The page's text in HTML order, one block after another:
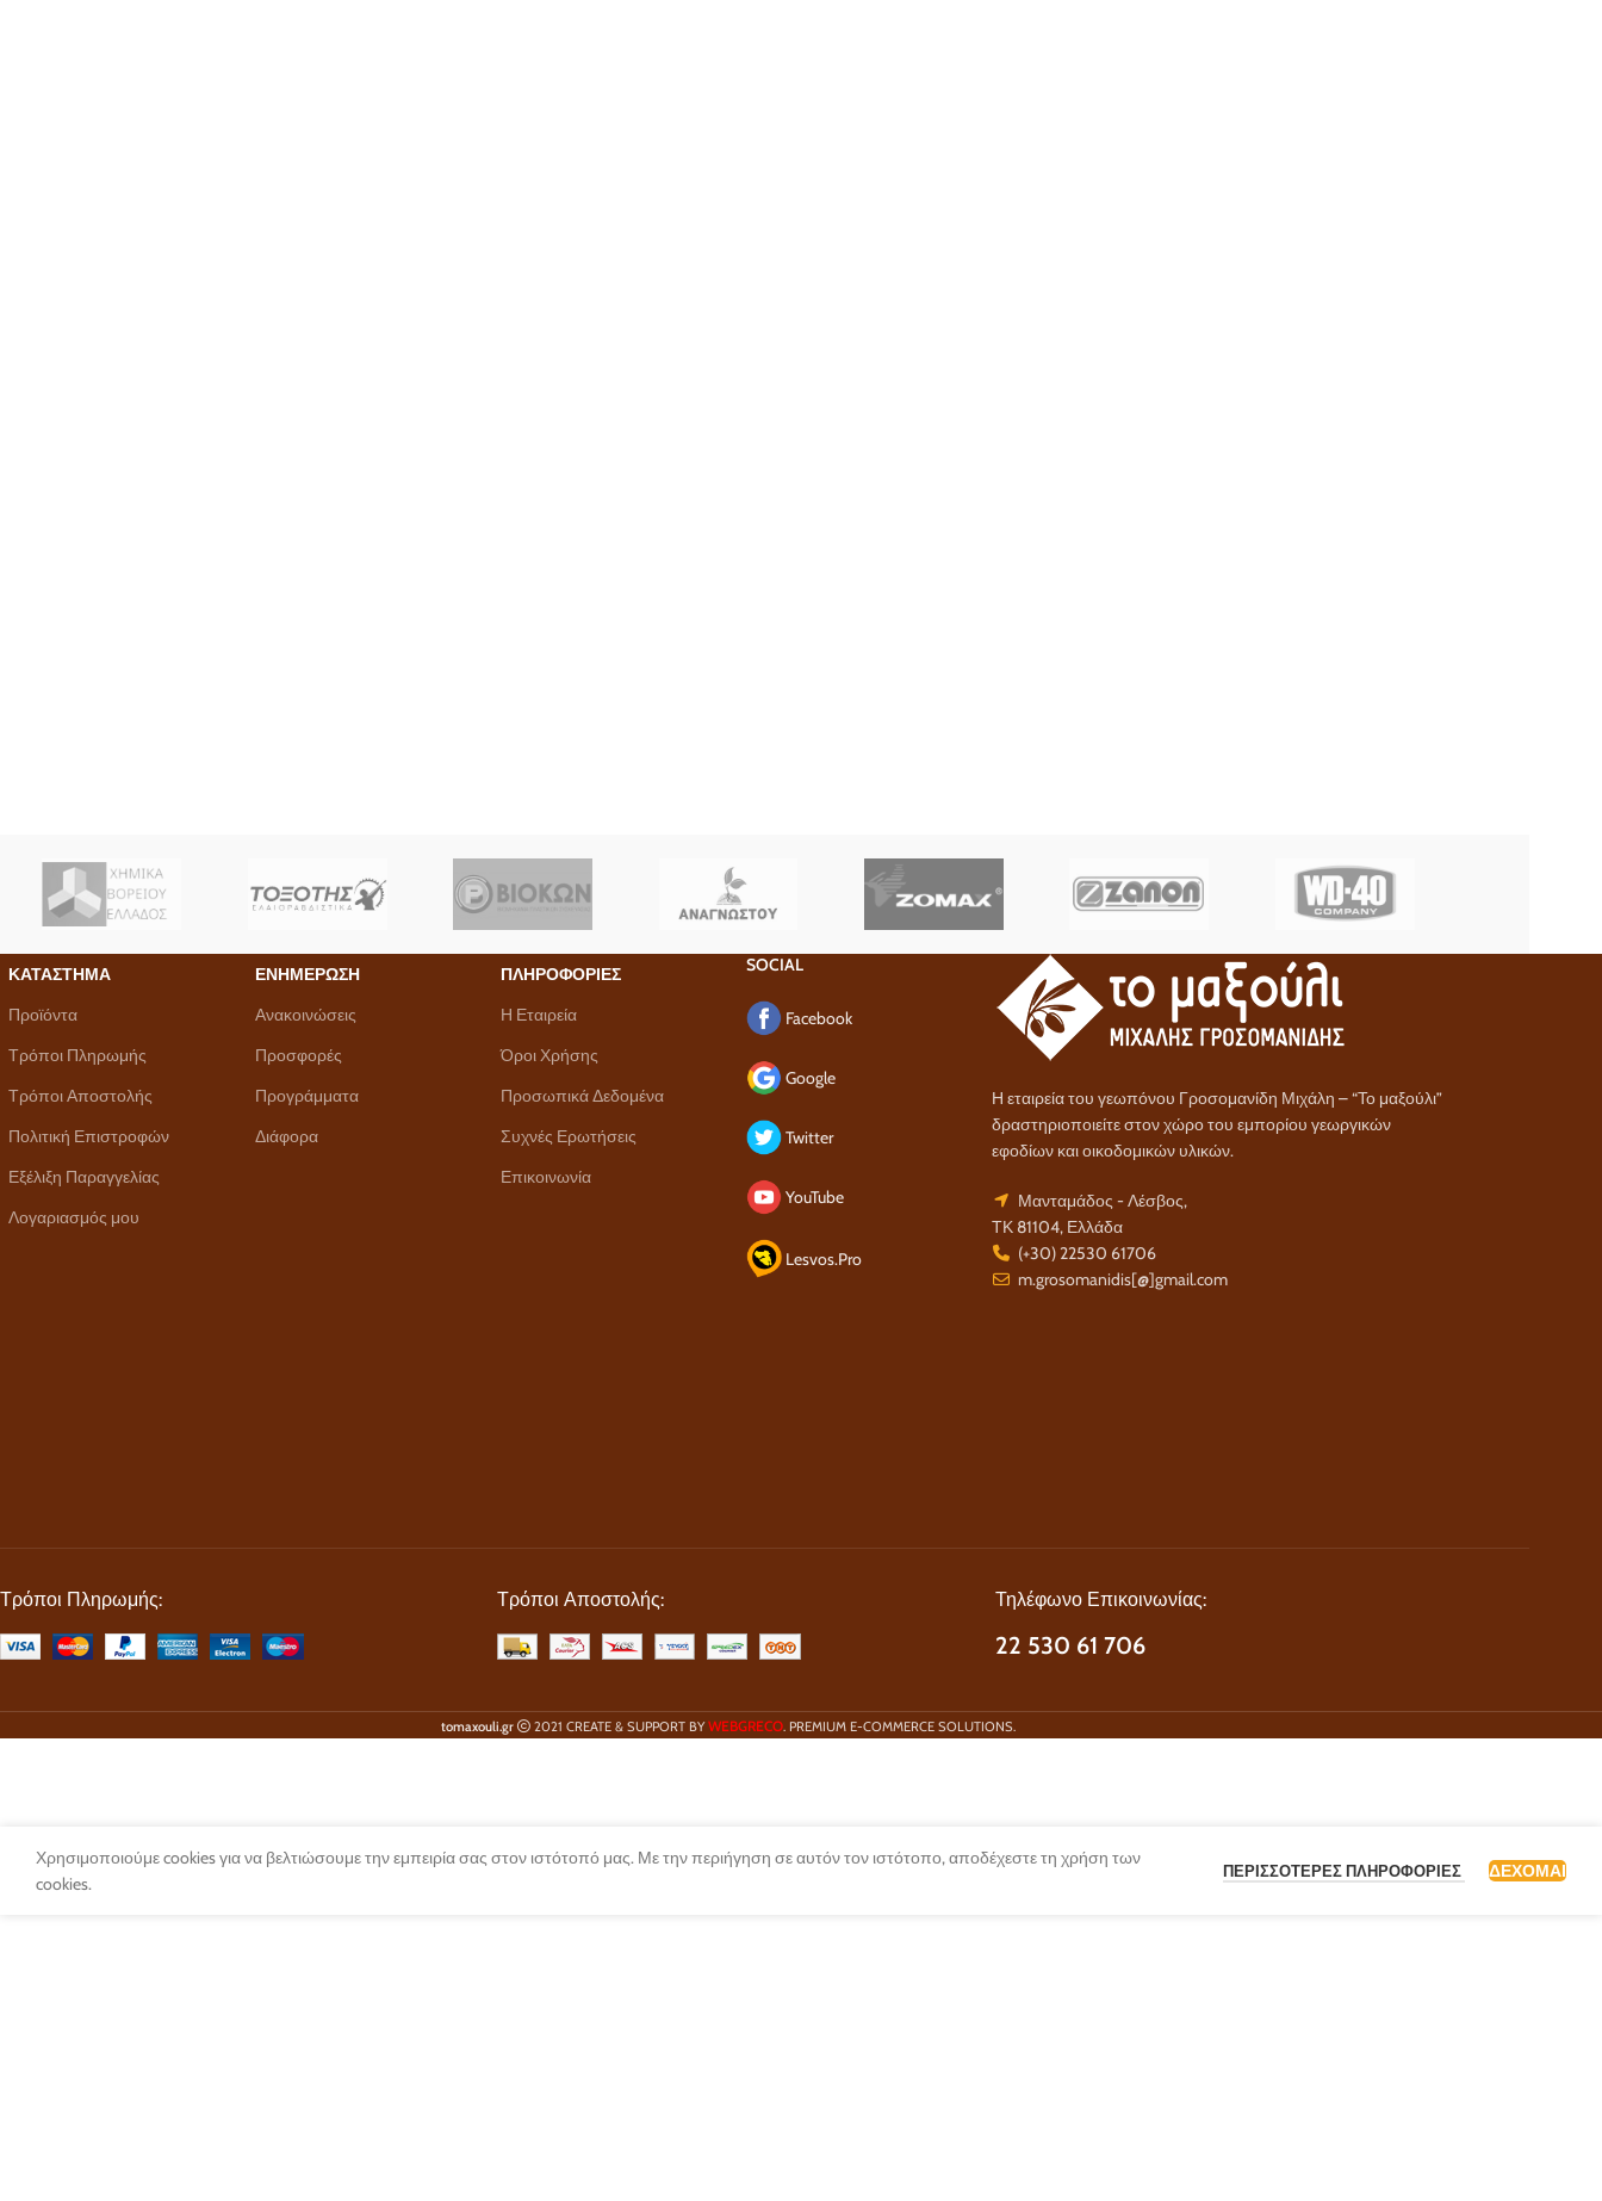
ΚΑΤΑΣΤΗΜΑ
Προϊόντα
Τρόποι Πληρωμής
Τρόποι Αποστολής
Πολιτική Επιστροφών
Εξέλιξη Παραγγελίας
Λογαριασμός μου
ΕΝΗΜΕΡΩΣΗ
Ανακοινώσεις
Προσφορές
Προγράμματα
Διάφορα
ΠΛΗΡΟΦΟΡΙΕΣ
Η Εταιρεία
Όροι Χρήσης
Προσωπικά Δεδομένα
Συχνές Ερωτήσεις
Επικοινωνία
SOCIAL
Facebook
Google
Twitter
YouTube
Lesvos.Pro
Η εταιρεία του γεωπόνου Γροσομανίδη Μιχάλη – “Το μαξούλι”
δραστηριοποιείτε στον χώρο του εμπορίου γεωργικών
εφοδίων και οικοδομικών υλικών.
Μανταμάδος - Λέσβος,
ΤΚ 81104, Ελλάδα
(+30) 22530 61706
m.grosomanidis[@]gmail.com
Τρόποι Πληρωμής: Τρόποι Αποστολής: Τηλέφωνο Επικοινωνίας:
22 530 61 706
tomaxouli.gr 2021 CREATE & SUPPORT BYWEBGRECO. PREMIUM E-COMMERCE SOLUTIONS.
Χρησιμοποιούμε cookies για να βελτιώσουμε την εμπειρία σας στον ιστότοπό μας. Με την περιήγηση σε αυτόν τον ιστότοπο, αποδέχεστε τη χρήση των
cookies.
ΠΕΡΙΣΣΌΤΕΡΕΣ ΠΛΗΡΟΦΟΡΊΕΣ ΔΈΧΟΜΑΙ